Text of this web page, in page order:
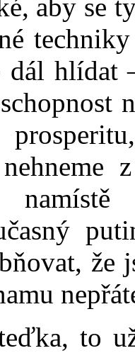
aby se
hlídat
že
to